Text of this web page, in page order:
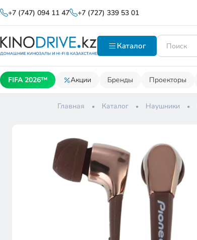
+7 (747) 094 11 47 +7 (727) 339 53 01
Каталог
FIFA 2026™ Акции Бренды Проекторы
Главная Каталог Наушники